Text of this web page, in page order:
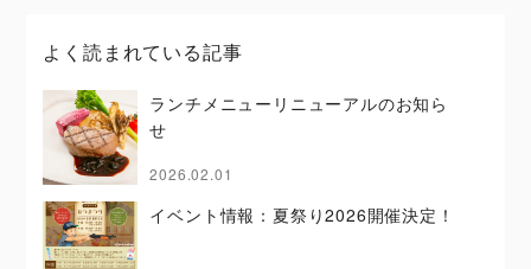
よく読まれている記事
ランチメニューリニューアルのお知ら
せ
2026.02.01
イベント情報：夏祭り2026開催決定！